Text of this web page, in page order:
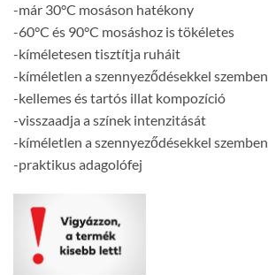
-már 30°C mosáson hatékony
-60°C és 90°C mosáshoz is tökéletes
-kíméletesen tisztítja ruháit
-kíméletlen a szennyeződésekkel szemben
-kellemes és tartós illat kompozíció
-visszaadja a színek intenzitását
-kíméletlen a szennyeződésekkel szemben
-praktikus adagolófej